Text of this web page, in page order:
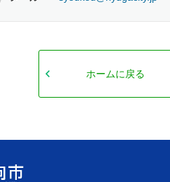
ホームに戻る